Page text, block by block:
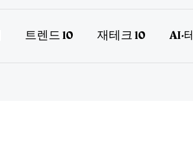
트렌드 10 재테크 10 AI·